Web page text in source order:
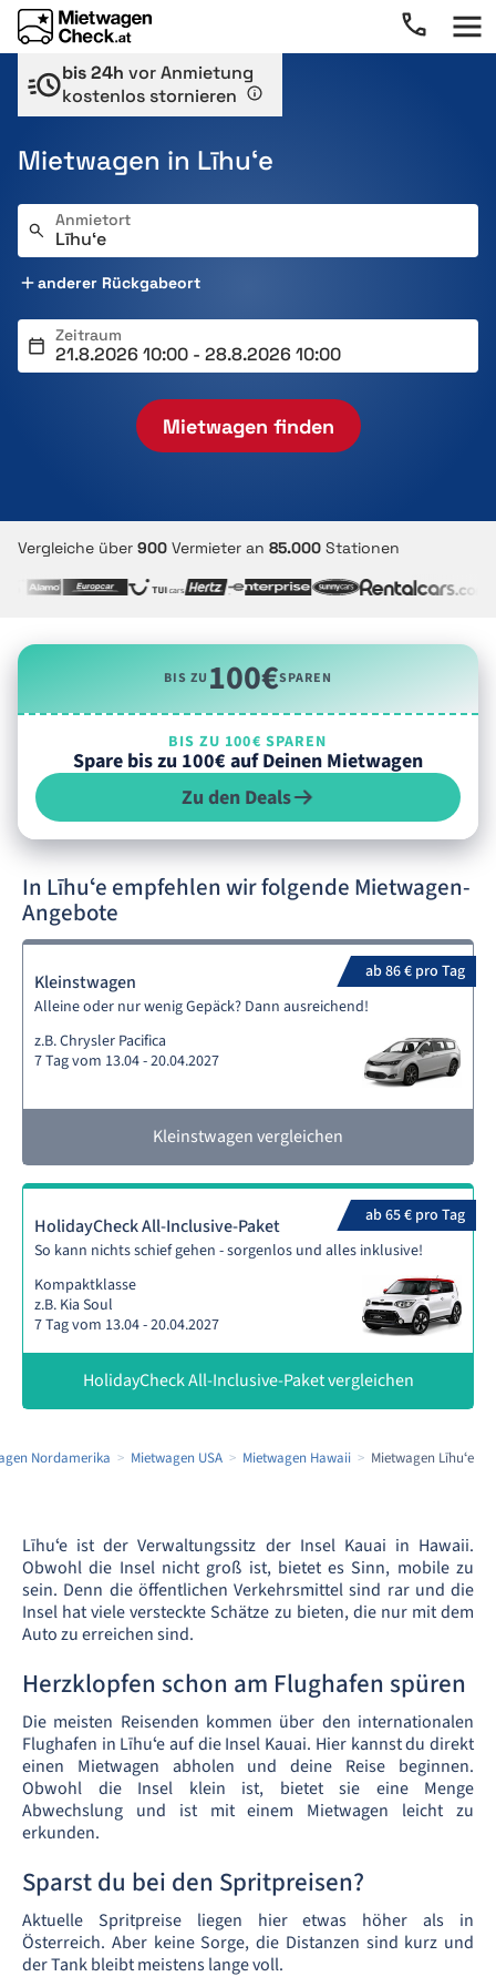
bis 24h vor Anmietung
kostenlos stornieren
Mietwagen in Līhuʻe
Anmietort
anderer Rückgabeort
Zeitraum
Mietwagen finden
Vergleiche über 900 Vermieter an 85.000 Stationen
BIS ZU100€SPAREN
BIS ZU 100€ SPAREN
Spare bis zu 100€ auf Deinen Mietwagen
Zu den Deals
In Līhuʻe empfehlen wir folgende Mietwagen-
Angebote
ab 86 € pro Tag
Kleinstwagen
Alleine oder nur wenig Gepäck? Dann ausreichend!
z.B. Chrysler Pacifica
7 Tag vom 13.04 - 20.04.2027
Kleinstwagen vergleichen
ab 65 € pro Tag
HolidayCheck All-Inclusive-Paket
So kann nichts schief gehen - sorgenlos und alles inklusive!
Kompaktklasse
z.B. Kia Soul
7 Tag vom 13.04 - 20.04.2027
HolidayCheck All-Inclusive-Paket vergleichen
Nordamerika Mietwagen USA Mietwagen Hawaii Mietwagen Līhuʻe
Līhuʻe ist der Verwaltungssitz der Insel Kauai in Hawaii.
Obwohl die Insel nicht groß ist, bietet es Sinn, mobile zu
sein. Denn die öffentlichen Verkehrsmittel sind rar und die
Insel hat viele versteckte Schätze zu bieten, die nur mit dem
Auto zu erreichen sind.
Herzklopfen schon am Flughafen spüren
Die meisten Reisenden kommen über den internationalen
Flughafen in Līhuʻe auf die Insel Kauai. Hier kannst du direkt
einen Mietwagen abholen und deine Reise beginnen.
Obwohl die Insel klein ist, bietet sie eine Menge
Abwechslung und ist mit einem Mietwagen leicht zu
erkunden.
Sparst du bei den Spritpreisen?
Aktuelle Spritpreise liegen hier etwas höher als in
Österreich. Aber keine Sorge, die Distanzen sind kurz und
der Tank bleibt meistens lange voll.